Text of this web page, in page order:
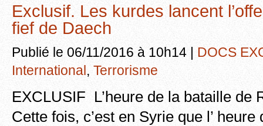
Exclusif. Les kurdes lancent
fief de Daech
Publié le 06/11/2016 à 10h14 | DOCS
International , Terrorisme
EXCLUSIF L’heure de la bataille de
Cette fois, c’est en Syrie que l’ heure